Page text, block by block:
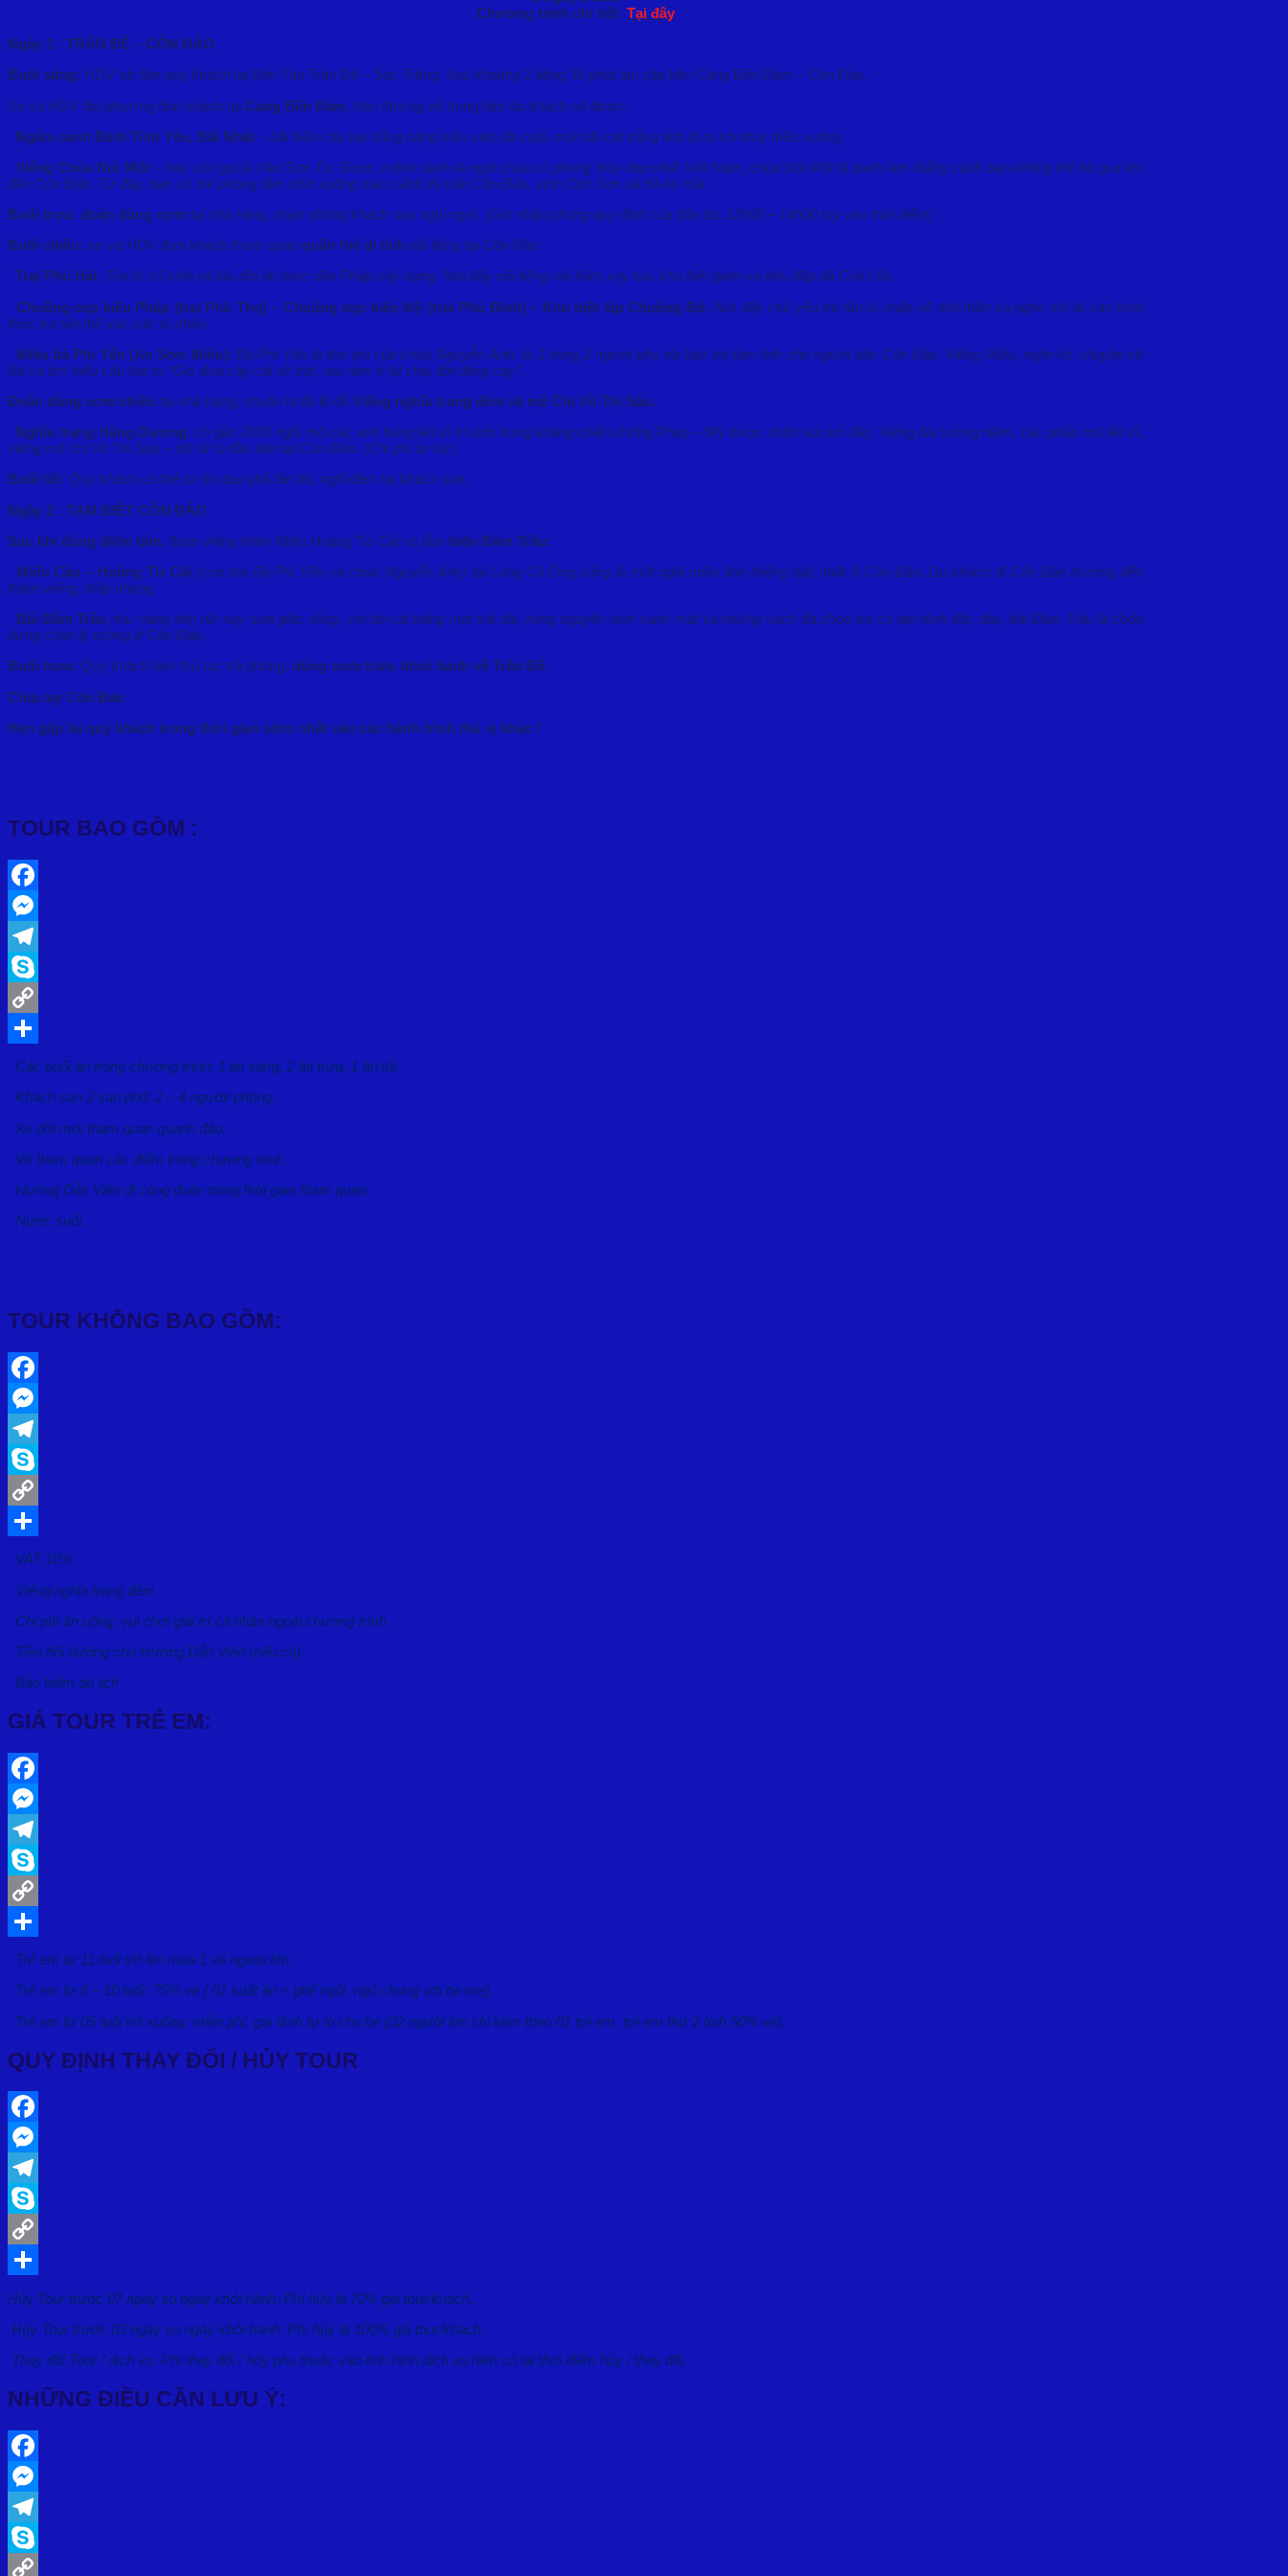
Chương trình chi tiết: Tại đây
Ngày 1 : TRẦN ĐỀ – CÔN ĐẢO
Buổi sáng: HDV sẽ đón quý khách tại Bến Tàu Trần Đề – Sóc Trăng. Sau khoảng 2 tiếng 30 phút tàu cập bến Cảng Bến Đầm – Côn Đảo.
Xe và HDV địa phương đón khách tại Cảng Bến Đầm, trên đường về trung tâm du khách sẽ được:
Ngắm cảnh Đỉnh Tình Yêu, Bãi Nhát –bãi biển cấu tạo bằng hàng triệu viên đá cuội, một bãi cát trắng tinh lộ ra khi thủy triều xuống.
Viếng Chùa Núi Một–hay còn gọi là Vân Sơn Tự. Được mệnh danh là ngôi chùa có phong thủy đẹp nhất Việt Nam, chùa Núi Một là danh lam thắng cảnh bạn không thể bỏ qua khi
đến Côn Đảo. Từ đây, bạn có thể phóng tầm nhìn xuống toàn cảnh thị trấn Côn Đảo, vịnh Côn Sơn và hồ An Hải.
Buổi trưa: đoàn dùng cơm tại nhà hàng, nhận phòng khách sạn nghỉ ngơi. (Giờ nhận phòng quy định của đảo lúc 12h00 – 14h00 tùy vào thời điểm)
Buổi chiều: xe và HDV đưa khách tham quan quần thể di tích nổi tiếng tại Côn Đảo:
Trại Phú Hải: Trại tù cổ kính và lâu đời do thực dân Pháp xây dựng. Nơi đây nổi tiếng với hầm xay lúa, khu biệt giam và khu đập đá Côn Lôn.
Chuồng cọp kiểu Pháp (trại Phú Thọ) – Chuồng cọp kiểu Mỹ (trại Phú Bình) – Khu biệt lập Chuồng Bò: Nơi đây chủ yếu tra tấn tù nhân về tinh thần và nghe mô tả các hình
thức tra tấn thể xác các tù nhân.
Miếu bà Phi Yến (An Sơn Miếu): Bà Phi Yến là thứ phi của chúa Nguyễn Ánh, là 1 trong 2 người phụ nữ bảo trợ tâm linh cho người dân Côn Đảo. Viếng Miếu, nghe kể chuyện về
Bà và tìm hiểu câu hát ru “Gió đưa cây cải về trời, rau răm ở lại chịu đời đắng cay”.
Đoàn dùng cơm chiều tại nhà hàng, chuẩn bị đồ lễ để Viếng nghĩa trang đêm và mộ Chị Võ Thị Sáu.
Nghĩa trang Hàng Dương: có gần 2000 ngôi mộ các anh hùng liệt sĩ hi sinh trong kháng chiến chống Pháp – Mỹ được chôn vùi nơi đây. Viếng đài tưởng niệm, các phần mộ liệt sĩ,
viếng mộ chị Võ Thị Sáu – nữ tử tù đầu tiên tại Côn Đảo. (Chi phí tự túc)
Buổi tối: Quý khách có thể tự do dạo phố tản bộ, nghỉ đêm tại khách sạn.
Ngày 2 : TẠM BIỆT CÔN ĐẢO
Sau khi dùng điểm tâm, đoàn viếng thăm Miếu Hoàng Tử Cải và tắm biển Đầm Trầu:
Miếu Cậu – Hoàng Tử Cải(con trai Bà Phi Yến và chúa Nguyễn Ánh) tại Làng Cỏ Ống cũng là một ngôi miếu linh thiêng bậc nhất ở Côn Đảo. Du khách đi Côn Đảo thường đến
thăm viếng, thắp nhang.
Bãi Đầm Trầu như nàng tiên nữ say sưa giấc nồng, với bờ cát trắng mịn trải dài, rừng nguyên sinh xanh mát và những vách đá cheo leo có tạo hình độc đáo, bãi Đầm Trầu là chốn
dừng chân lý tưởng ở Côn Đảo.
Buổi trưa: Quý khách làm thủ tục trả phòng, dùng cơm trưa, khởi hành về Trần Đề.
Chia tay Côn Đảo
Hẹn gặp lại quý khách trong thời gian sớm nhất vào các hành trình thú vị khác !
TOUR BAO GỒM :
Facebook
Messenger
Telegram
Skype
Copy
Link
Share
Các buổi ăn trong chương trình: 1 ăn sáng, 2 ăn trưa, 1 ăn tối.
Khách sạn 2 sao phố: 2 – 4 người/ phòng.
Xe đời mới tham quan quanh đảo.
Vé tham quan các điểm trong chương trình.
Hướng Dẫn Viên đi cùng đoàn trong thời gian tham quan.
Nước suối.
TOUR KHÔNG BAO GỒM:
Facebook
Messenger
Telegram
Skype
Copy
Link
Share
VAT 10%
Viếng nghĩa trang đêm
Chi phí ăn uống, vui chơi giải trí cá nhân ngoài chương trình
Tiền bồi dưỡng cho Hướng Dẫn Viên (nếu có)
Bảo hiểm du lịch
GIÁ TOUR TRẺ EM:
Facebook
Messenger
Telegram
Skype
Copy
Link
Share
Trẻ em từ 11 tuổi trở lên mua 1 vé người lớn.
Trẻ em từ 6 – 10 tuổi: 75% vé ( 01 suất ăn + ghế ngồi, ngủ chung với ba mẹ).
Trẻ em từ 05 tuổi trở xuống: miễn phí, gia đình tự lo cho bé (02 người lớn chỉ kèm theo 01 trẻ em, trẻ em thứ 2 tính 50% vé).
QUY ĐỊNH THAY ĐỔI / HỦY TOUR
Facebook
Messenger
Telegram
Skype
Copy
Link
Share
Hủy Tour trước 07 ngày so ngày khởi hành: Phí hủy là 70% giá tour/khách.
Hủy Tour trước 03 ngày so ngày khởi hành: Phí hủy là 100% giá tour/khách.
Thay đổi Tour / dịch vụ: Phí thay đổi / hủy phụ thuộc vào tình hình dịch vụ hiện có tại thời điểm hủy / thay đổi.
NHỮNG ĐIỀU CẦN LƯU Ý:
Facebook
Messenger
Telegram
Skype